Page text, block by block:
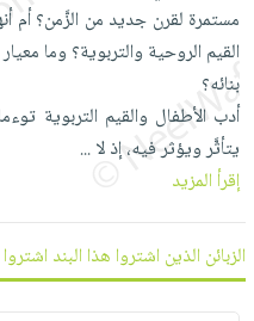
العناية
بالأسنان
والتغذية
أدوات
المائدة
الأوعية
والتخزين
أدوات
الأكثر
مبيعاً
للمدارس
اكسسوارات
كتب
اكسسوارات
منزلية
اكسسوارات
شحن
مجاني
بنود
مختارة
اشتراكات
كل
الاشتراكات
صندوق
القراءة
بحث
متقدم
مستمرة لقرن جديد من الزَّمن؟ أم
القيم الروحية والتربوية؟ وما
بنائه؟
أدب الأطفال والقيم التربوية
يتأثَّر ويؤثر فيه، إذ لا...
إقرأ المزيد
الزبائن الذين اشتروا هذا البند